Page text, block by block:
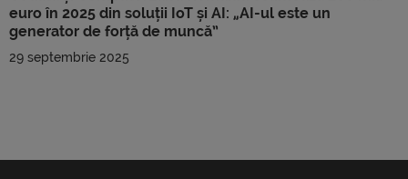
euro în 2025 din soluții IoT și AI: „AI-ul este un
generator de forță de muncă”
29 septembrie 2025